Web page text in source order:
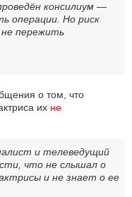
консилиум —
операции. Но риск
пережить
о том, что
их не
и телеведущий
что не слышал о
и не знает о ее